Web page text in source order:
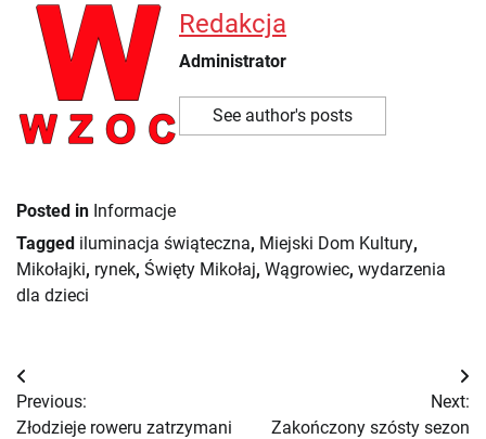
Redakcja
Administrator
See author's posts
Posted in Informacje
Tagged iluminacja świąteczna, Miejski Dom Kultury,
Mikołajki, rynek, Święty Mikołaj, Wągrowiec, wydarzenia
dla dzieci
Nawigacja
wpisu
Previous:
Złodzieje roweru zatrzymani
Next:
Zakończony szósty sezon